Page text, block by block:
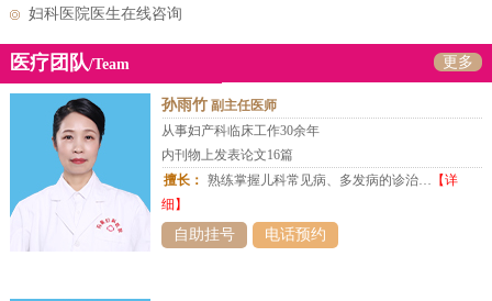
妇科医院医生在线咨询
医疗团队/Team 更多
孙雨竹副主任医师
从事妇产科临床工作30余年
内刊物上发表论文16篇
擅长： 熟练掌握儿科常见病、多发病的诊治… 【详
细】
自助挂号 电话预约